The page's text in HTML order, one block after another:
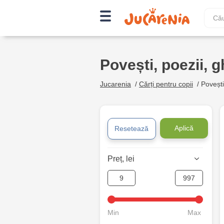
Povești, poezii,
Jucarenia / Cărți pentru copii /
Resetează Aplică
Preț, lei
Min Max